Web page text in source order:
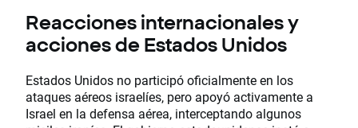
Reacciones internacionales y
acciones de Estados Unidos
Estados Unidos no participó oficialmente en los
ataques aéreos israelíes, pero apoyó activamente a
Israel en la defensa aérea, interceptando algunos